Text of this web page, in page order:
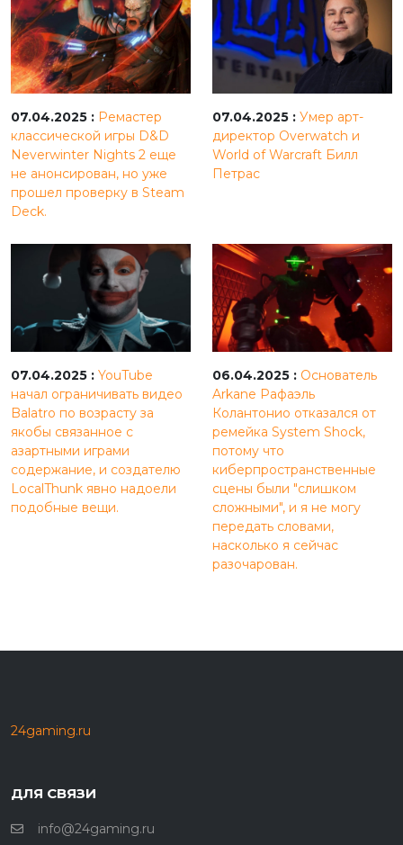
07.04.2025 : Ремастер
классической игры D&D
Neverwinter Nights 2 еще
не анонсирован, но уже
прошел проверку в Steam
Deck.
07.04.2025 : Умер арт-
директор Overwatch и
World of Warcraft Билл
Петрас
07.04.2025 : YouTube
начал ограничивать видео
Balatro по возрасту за
якобы связанное с
азартными играми
содержание, и создателю
LocalThunk явно надоели
подобные вещи.
06.04.2025 : Основатель
Arkane Рафаэль
Колантонио отказался от
ремейка System Shock,
потому что
киберпространственные
сцены были "слишком
сложными", и я не могу
передать словами,
насколько я сейчас
разочарован.
24gaming.ru
ДЛЯ СВЯЗИ
info@24gaming.ru